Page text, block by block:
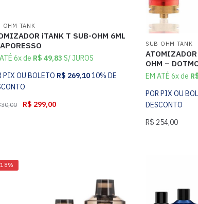
OHM TANK
iTANK T SUB-OHM 6ML
6x de R$ 49,83 S/ JUROS
PIX OU BOLETO R$ 269,1010% DE
R$ 299,00
SUB OHM TANK
OHM –
EM ATÉ 6x de
POR PIX OU
DESCONTO
R$ 254,00